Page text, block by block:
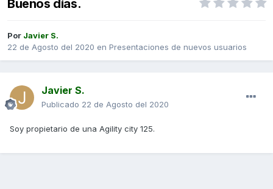
Buenos días.
Por Javier S.
22 de Agosto del 2020 en Presentaciones de nuevos usuarios
Javier S.
Publicado 22 de Agosto del 2020
Soy propietario de una Agility city 125.